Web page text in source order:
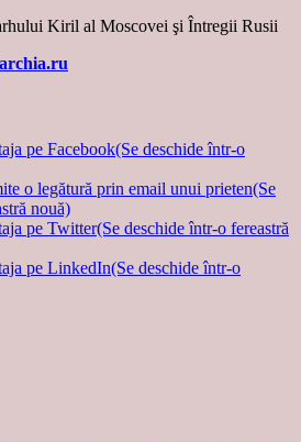
Kiril al Moscovei şi Întregii Rusii
pe Facebook(Se deschide într-o
o legătură prin email unui prieten(Se
nouă)
pe Twitter(Se deschide într-o fereastră
pe LinkedIn(Se deschide într-o